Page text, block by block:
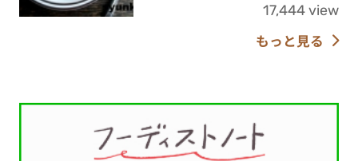
17,444 view
もっと見る